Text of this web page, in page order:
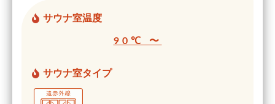
サウナ室温度
90℃ 〜
サウナ室タイプ